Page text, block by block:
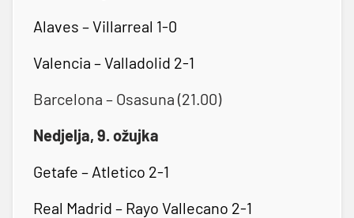
Alaves – Villarreal 1-0
Valencia – Valladolid 2-1
Barcelona – Osasuna (21.00)
Nedjelja, 9. ožujka
Getafe – Atletico 2-1
Real Madrid – Rayo Vallecano 2-1